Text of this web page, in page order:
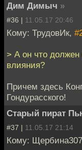
Дим Димыч »
#36 | 11.05.17 20:46
Кому: ТрудовИк,
> А он что должен
влияния?
Причем здесь
Гондурасского!
Старый пират
#37 | 11.05.17 21:14
Кому: